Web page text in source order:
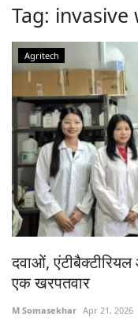
About Us
Leadership Profiles
Opinion
Politics
Magazine
States
Events
Agribusiness
Tag: invasive
Agritech
दवाओं,
एक खरपतवार
M Somasekhar Apr 21, 2026